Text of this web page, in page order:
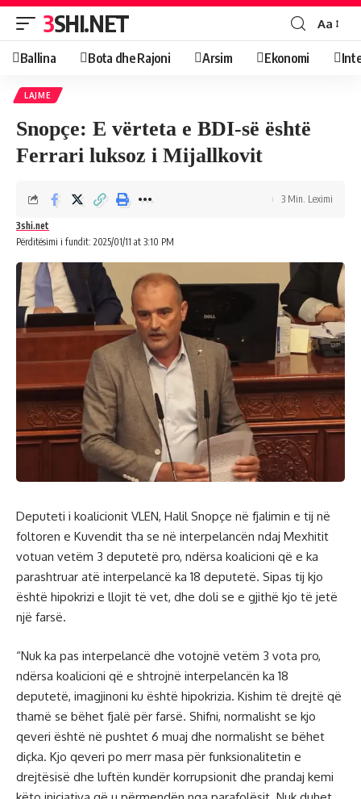
3SHI.NET Aa
Ballina Bota dhe Rajoni Arsim Ekonomi
LAJME
Snopçe: E vërteta e BDI-së është
Ferrari luksoz i Mijallkovit
Përditësimi i fundit: 2025/01/11 at 3:10 PM
3shi.net
3 Min. Leximi
Deputeti i koalicionit VLEN, Halil Snopçe në fjalimin e tij në
foltoren e Kuvendit tha se në interpelancën ndaj Mexhitit
votuan vetëm 3 deputetë pro, ndërsa koalicioni që e ka
parashtruar atë interpelancë ka 18 deputetë. Sipas tij kjo
është hipokrizi e llojit të vet, dhe doli se e gjithë kjo të jetë
një farsë.
“Nuk ka pas interpelancë dhe votojnë vetëm 3 vota pro,
ndërsa koalicioni që e shtrojnë interpelancën ka 18
deputetë, imagjinoni ku është hipokrizia. Kishim të drejtë që
thamë se bëhet fjalë për farsë. Shifni, normalisht se kjo
qeveri është në pushtet 6 muaj dhe normalisht se bëhet
diçka. Kjo qeveri po merr masa për funksionalitetin e
drejtësisë dhe luftën kundër korrupsionit dhe prandaj kemi